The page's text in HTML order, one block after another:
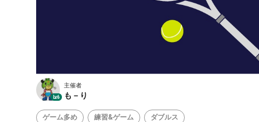
Lv.6
主催者
も－り
ゲーム多め 練習&ゲーム ダブルス